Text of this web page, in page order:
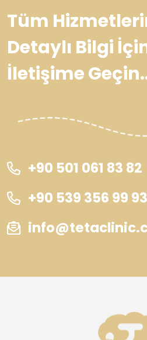
Tüm
Detaylı Bilgi
İletişime
+90 501 061 83 82
+90 539 356 99 93